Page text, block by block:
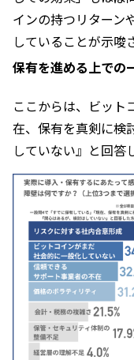
インの持つリターン
していることが示唆
保有を進める上での
ここからは、ビット
在、保有を真剣に検
していない』と回答